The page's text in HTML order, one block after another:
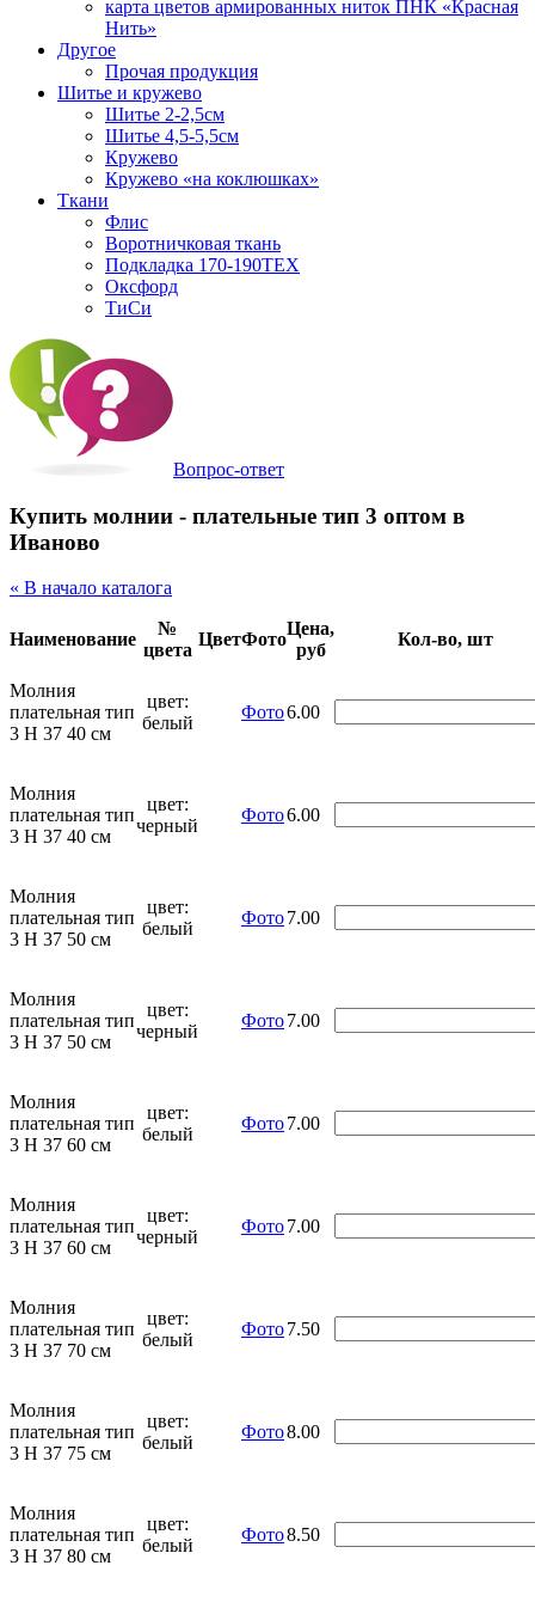
карта цветов армированных ниток ПНК «Красная
Нить»
Другое
Прочая продукция
Шитье и кружево
Шитье 2-2,5см
Шитье 4,5-5,5см
Кружево
Кружево «на коклюшках»
Ткани
Флис
Воротничковая ткань
Подкладка 170-190TEX
Оксфорд
ТиСи
Вопрос-ответ
Купить молнии - плательные тип 3 оптом в
Иваново
« В начало каталога
Наименование
№
цвета
ЦветФото
Цена,
руб
Кол-во, шт
Молния
плательная тип
3 Н 37 40 см
цвет:
белый
Фото6.00
Молния
плательная тип
3 Н 37 40 см
цвет:
черный
Фото6.00
Молния
плательная тип
3 Н 37 50 см
цвет:
белый
Фото7.00
Молния
плательная тип
3 Н 37 50 см
цвет:
черный
Фото7.00
Молния
плательная тип
3 Н 37 60 см
цвет:
белый
Фото7.00
Молния
плательная тип
3 Н 37 60 см
цвет:
черный
Фото7.00
Молния
плательная тип
3 Н 37 70 см
цвет:
белый
Фото7.50
Молния
плательная тип
3 Н 37 75 см
цвет:
белый
Фото8.00
Молния
плательная тип
3 Н 37 80 см
цвет:
белый
Фото8.50